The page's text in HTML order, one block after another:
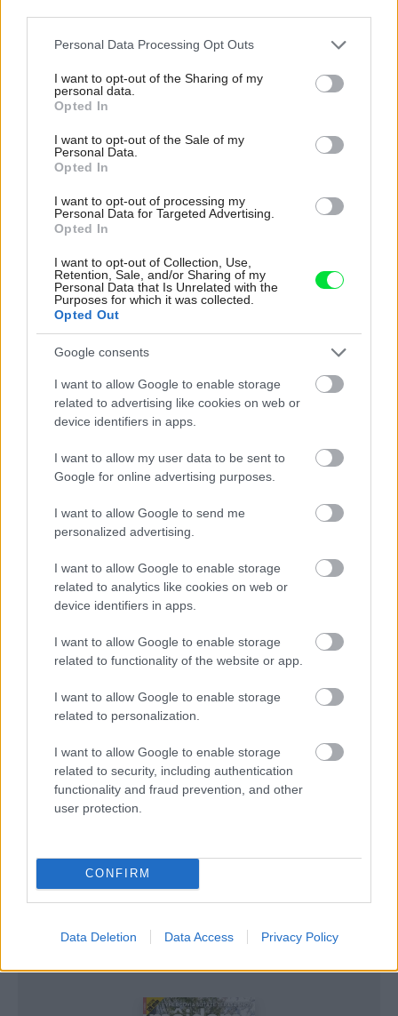
Please note that this website/app uses one or more Google
not limited to your visit or usage behaviour. You may click to
grant or deny consent to Google and its third-party tags to
use your data for below specified purposes in below Google
consent section.
Personal Data Processing Opt Outs
I want to opt-out of the Sharing of my
personal data.
Opted In
I want to opt-out of the Sale of my
Personal Data.
Opted In
I want to opt-out of processing my
Personal Data for Targeted Advertising.
Opted In
I want to opt-out of Collection, Use,
Retention, Sale, and/or Sharing of my
Personal Data that Is Unrelated with the
Purposes for which it was collected.
Opted Out
Google consents
I want to allow Google to enable storage
related to advertising like cookies on web or
device identifiers in apps.
I want to allow my user data to be sent to
Google for online advertising purposes.
I want to allow Google to send me
personalized advertising.
I want to allow Google to enable storage
related to analytics like cookies on web or
device identifiers in apps.
I want to allow Google to enable storage
related to functionality of the website or app.
I want to allow Google to enable storage
related to personalization.
I want to allow Google to enable storage
related to security, including authentication
functionality and fraud prevention, and other
user protection.
CONFIRM
Data Deletion Data Access Privacy Policy
Inšpirácie
obývacia izba ,keramika
Najnovšie príspevky
Re: Takto sa rieši málo úložného miesta. V tomto byte
stačil jeden prvok | Môjdom.sk
My napríklad labky utierame hneď pri dverách a doma pred dvere
používame tyčový ETA Terier…
Re: Takto sa rieši málo úložného miesta. V tomto byte
stačil jeden prvok | Môjdom.sk
Ale vždy, keď…
vyjsť draho. Ako ho ochrániť pred hnitím a škodcami?
clovek by cakal ze vysusene drahe drevo bolo predtym naparovane aby
sa zbavilo zarodkov skodcov...